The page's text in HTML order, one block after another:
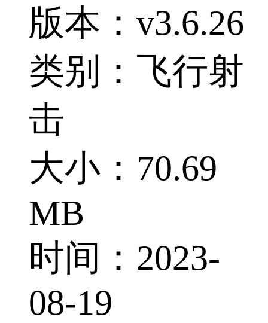
版本：v3.6.26
类别：飞行射
击
大小：70.69
MB
时间：2023-
08-19